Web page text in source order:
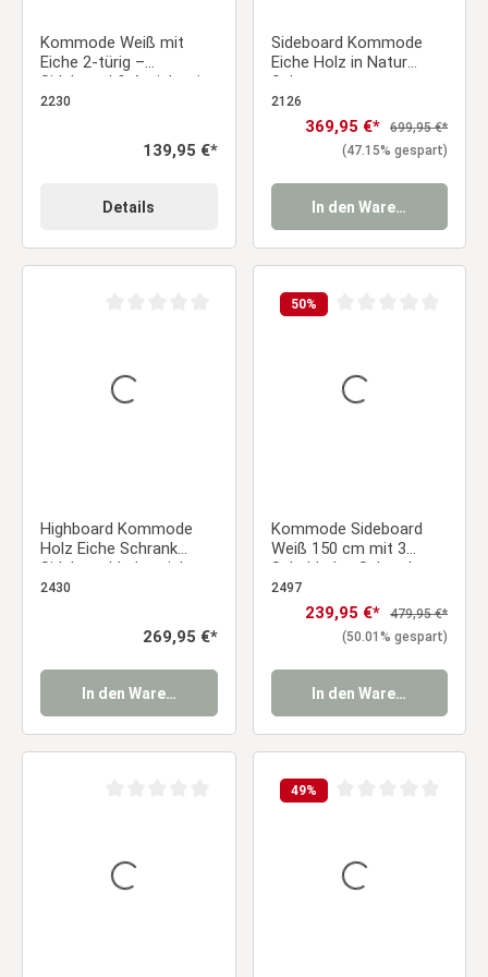
Kommode Weiß mit
Eiche 2-türig –
Sideboard & Anrichte im
Landhausstil
2230
Regulärer Preis:
139,95 €*
Details
Sideboard Kommode
Eiche Holz in Natur
Schwarz
Wohnzimmerschrank
2126
Verkaufspreis:
369,95 €* Regulärer Preis:
699,95 €*
(47.15% gespart)
In den Warenkorb
Highboard Kommode
Holz Eiche Schrank
Sideboard Industrial
Style Anrichte
2430
Regulärer Preis:
269,95 €*
In den Warenkorb
50%
Kommode Sideboard
Weiß 150 cm mit 3
Schubladen Schrank
Holz Eiche Highboard
Anrichte Beistellschrank
2497
Verkaufspreis:
239,95 €* Regulärer Preis:
479,95 €*
(50.01% gespart)
In den Warenkorb
49%